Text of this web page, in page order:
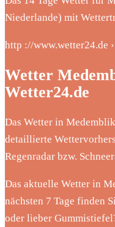
Niederlande) mit
http ://www.wetter24.de
Wetter
Wetter24.de
Das Wetter in
detaillierte
Regenradar bzw.
Das aktuelle Wetter in
nächsten 7 Tage finden
oder lieber